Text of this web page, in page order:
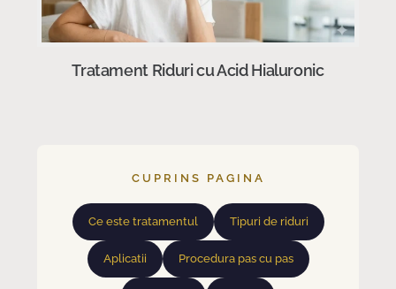
Tratament Riduri cu Acid Hialuronic
CUPRINS PAGINA
Ce este tratamentul Tipuri de riduri
Aplicatii Procedura pas cu pas